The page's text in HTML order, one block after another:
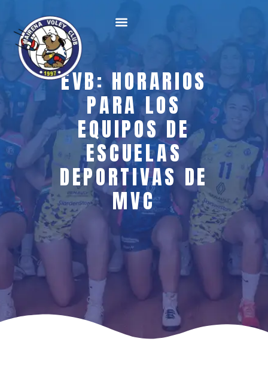
EVB: HORARIOS
PARA LOS
EQUIPOS DE
ESCUELAS
DEPORTIVAS DE
MVC